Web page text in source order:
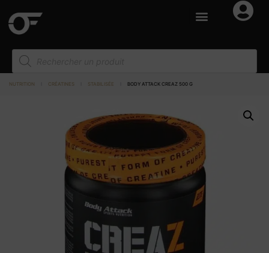
NUTRITION CRÉATINES STABILISÉE BODY ATTACK CREAZ 500 G